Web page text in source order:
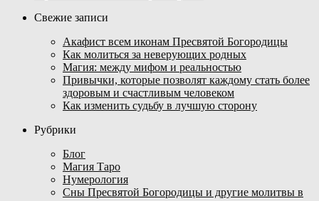
Свежие записи
Акафист всем иконам Пресвятой Богородицы
Как молиться за неверующих родных
Магия: между мифом и реальностью
Привычки, которые позволят каждому стать более
здоровым и счастливым человеком
Как изменить судьбу в лучшую сторону
Рубрики
Блог
Магия Таро
Нумерология
Сны Пресвятой Богородицы и другие молитвы в